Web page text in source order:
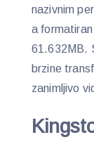
nazivnim
a
61.632MB.
brzine
zanimljivo